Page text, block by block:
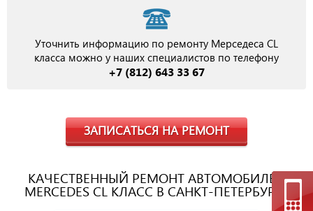
Уточнить информацию по ремонту Мерседеса CL
класса можно у наших специалистов по телефону
+7 (812) 643 33 67
ЗАПИСАТЬСЯ НА РЕМОНТ
КАЧЕСТВЕННЫЙ РЕМОНТ АВТОМОБИЛЕЙ
MERCEDES CL КЛАСС В САНКТ-ПЕТЕРБУРГЕ